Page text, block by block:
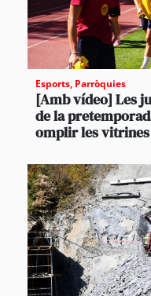
Esports, Parròquies
[Amb vídeo] Les
de la
omplir les vitrines